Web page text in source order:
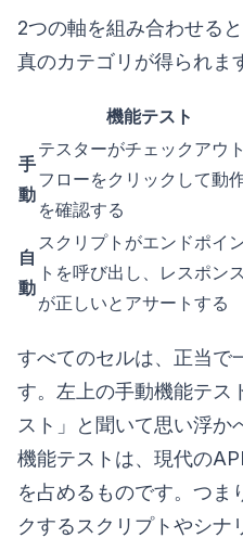
2つの軸を組み合わせる
真のカテゴリが得られま
機能テスト
手
動
テスターがチェックアウト
フローをクリックして動
を確認する
自
動
スクリプトがエンドポイ
トを呼び出し、レスポンス
が正しいとアサートする
すべてのセルは、正当で
す。左上の手動機能テス
スト」と聞いて思い浮か
機能テストは、現代の
を占めるものです。つま
クするスクリプトやシナ